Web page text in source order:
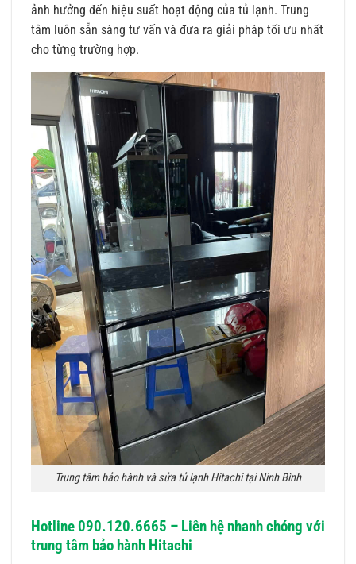
ảnh hưởng đến hiệu suất hoạt động của tủ lạnh. Trung
tâm luôn sẵn sàng tư vấn và đưa ra giải pháp tối ưu nhất
cho từng trường hợp.
Trung tâm bảo hành và sửa tủ lạnh Hitachi tại Ninh Bình
Hotline 090.120.6665 – Liên hệ nhanh chóng với
trung tâm bảo hành Hitachi